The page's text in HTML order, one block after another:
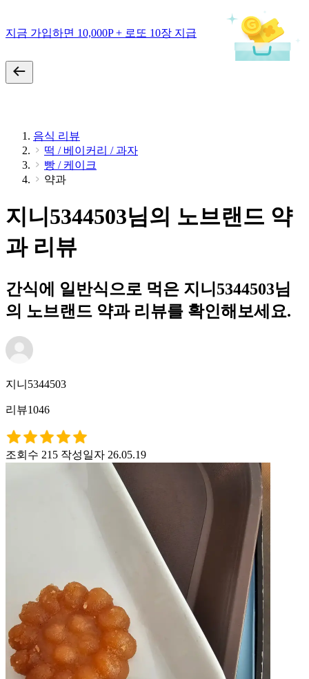
지금 가입하면 10,000P + 로또 10장 지급
음식 리뷰
떡 / 베이커리 / 과자
빵 / 케이크
약과
지니5344503님의 노브랜드 약
과 리뷰
간식에 일반식으로 먹은 지니5344503님
의 노브랜드 약과 리뷰를 확인해보세요.
지니5344503
리뷰1046
조회수 215 작성일자 26.05.19